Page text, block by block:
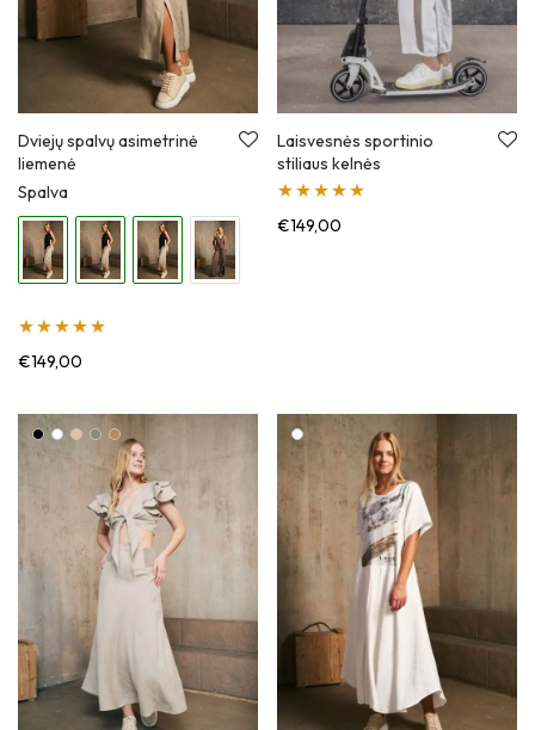
Dviejų spalvų asimetrinė
liemenė
Spalva
Įvertinimas:
€149,00
Laisvesnės sportinio
stiliaus kelnės
Įvertinimas:
€149,00